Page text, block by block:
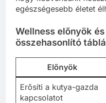
egészségesebb életet
Wellness előnyök
összehasonlító
Előnyök
Erősíti a kutya-gazda
kapcsolatot